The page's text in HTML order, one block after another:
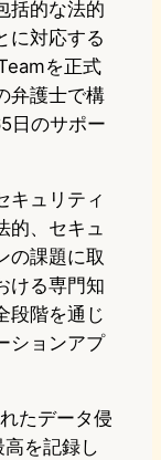
n
a
括的な法的
に対応する
を正式
弁護士で構
日のサポー
キュリティ
的、セキュ
の課題に取
ける専門知
段階を通じ
ションアプ
たデータ侵
を記録し